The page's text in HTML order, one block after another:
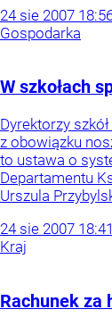
24 sie 2007
Gospodarka
W szkołach
Dyrektorzy
z obowiązku
to ustawa o
Departamentu
Urszula
24 sie 2007 18:41
Kraj
Rachunek za